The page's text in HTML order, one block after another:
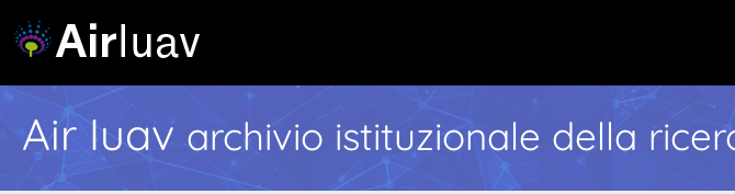
Air Iuav archivio istituzionale della